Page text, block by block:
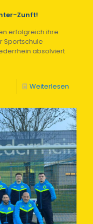
Zunft!
erfolgreich ihre
Sportschule
absolviert
Weiterlesen